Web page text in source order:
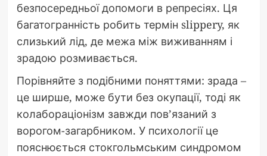
безпосередньої допомоги в репресіях. Ця
багатогранність робить термін slippery, як
слизький лід, де межа між виживанням і
зрадою розмивається.
Порівняйте з подібними поняттями: зрада –
це ширше, може бути без окупації, тоді як
колабораціонізм завжди пов’язаний з
ворогом-загарбником. У психології це
пояснюється стокгольмським синдромом